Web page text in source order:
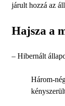
járult hozzá az
Hajsza a
– Hibernált
Három-